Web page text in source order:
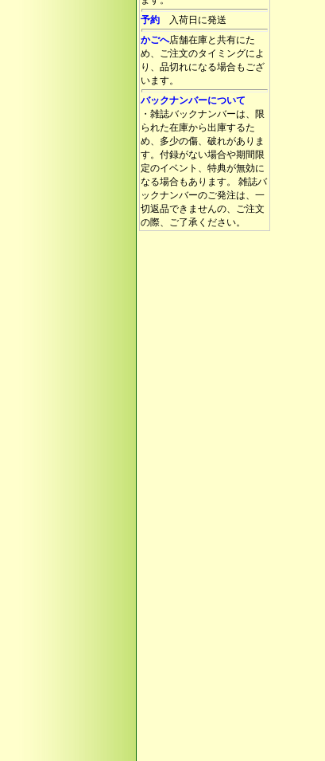
予約 入荷日に発送
かごへ店舗在庫と共有にた
め、ご注文のタイミングによ
り、品切れになる場合もござ
います。
バックナンバーについて
・雑誌バックナンバーは、限
られた在庫から出庫するた
め、多少の傷、破れがありま
す。付録がない場合や期間限
定のイベント、特典が無効に
なる場合もあります。 雑誌バ
ックナンバーのご発注は、一
切返品できませんの、ご注文
の際、ご了承ください。